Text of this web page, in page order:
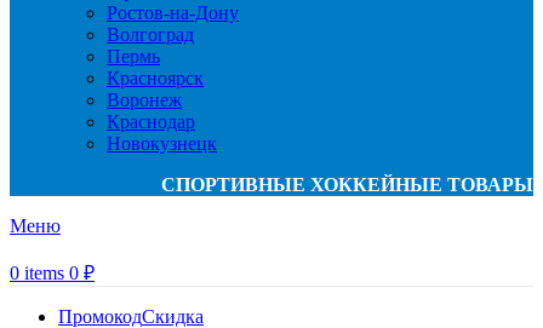
Ростов-на-Дону
Волгоград
Пермь
Красноярск
Воронеж
Краснодар
Новокузнецк
СПОРТИВНЫЕ ХОККЕЙНЫЕ ТОВАРЫ
Меню
0 items 0 ₽
ПромокодСкидка